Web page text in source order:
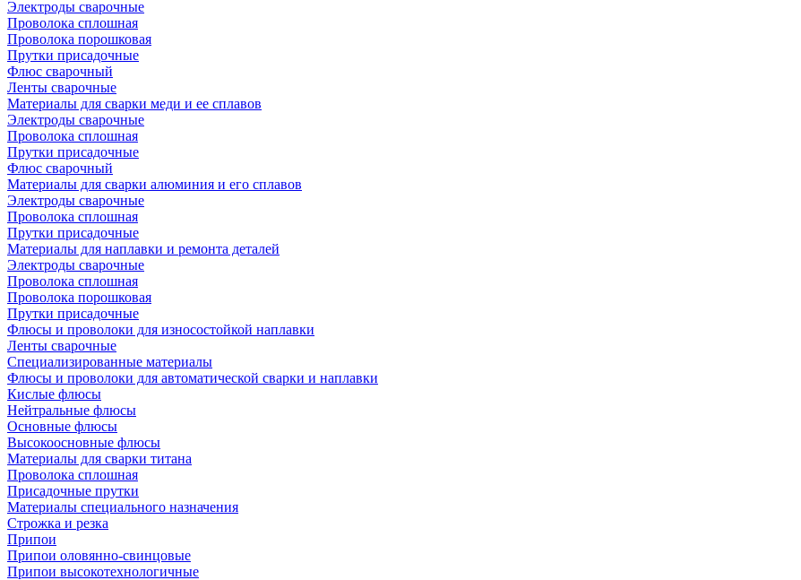
Электроды сварочные
Проволока сплошная
Проволока порошковая
Прутки присадочные
Флюс сварочный
Ленты сварочные
Материалы для сварки меди и ее сплавов
Электроды сварочные
Проволока сплошная
Прутки присадочные
Флюс сварочный
Материалы для сварки алюминия и его сплавов
Электроды сварочные
Проволока сплошная
Прутки присадочные
Материалы для наплавки и ремонта деталей
Электроды сварочные
Проволока сплошная
Проволока порошковая
Прутки присадочные
Флюсы и проволоки для износостойкой наплавки
Ленты сварочные
Специализированные материалы
Флюсы и проволоки для автоматической сварки и наплавки
Кислые флюсы
Нейтральные флюсы
Основные флюсы
Высокоосновные флюсы
Материалы для сварки титана
Проволока сплошная
Присадочные прутки
Материалы специального назначения
Строжка и резка
Припои
Припои оловянно-свинцовые
Припои высокотехнологичные